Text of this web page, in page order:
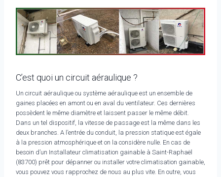
C’est quoi un circuit aéraulique ?
Un circuit aéraulique ou système aéraulique est un ensemble de
gaines placées en amont ou en aval du ventilateur. Ces dernières
possèdent le même diamètre et laissent passer le même débit.
Dans un tel dispositif, la vitesse de passage est la même dans les
deux branches. A l’entrée du conduit, la pression statique est égale
à la pression atmosphérique et on la considère nulle. En cas de
besoin d’un Installateur climatisation gainable à Saint-Raphaël
(83700) prêt pour dépanner ou installer votre climatisation gainable,
vous pouvez vous rapprochez de nous au plus vite. En outre, vous